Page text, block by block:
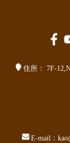
住所： 7F-
E-mail：